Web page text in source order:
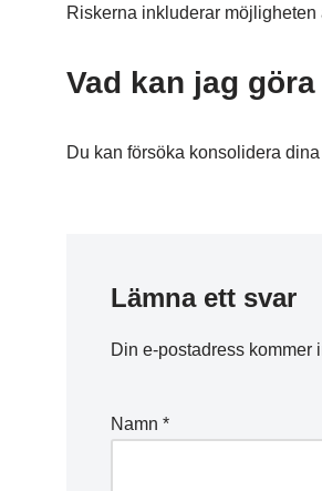
Riskerna inkluderar
Vad kan jag
Du kan försöka konsolidera
Lämna ett svar
Din e-postadress kommer
Namn *